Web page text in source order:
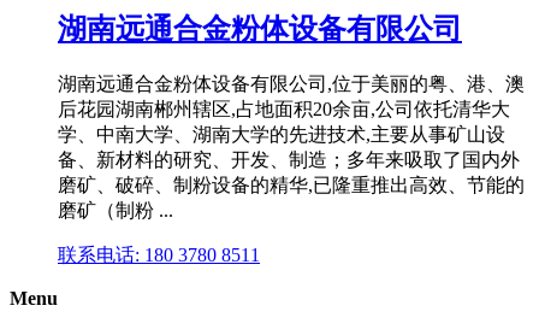
湖南远通合金粉体设备有限公司
湖南远通合金粉体设备有限公司,位于美丽的粤、港、澳
后花园湖南郴州辖区,占地面积20余亩,公司依托清华大
学、中南大学、湖南大学的先进技术,主要从事矿山设
备、新材料的研究、开发、制造；多年来吸取了国内外
磨矿、破碎、制粉设备的精华,已隆重推出高效、节能的
磨矿（制粉 ...
联系电话: 180 3780 8511
Menu